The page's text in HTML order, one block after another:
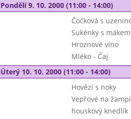
Pondělí 9. 10. 2000 (11:00 - 14:00)
Čočková s
Sukénky s mákem
Hroznové víno
Mléko - Čaj
Úterý 10. 10. 2000 (11:00 - 14:00)
Hovězí s noky
Vepřové na
houskový knedlík